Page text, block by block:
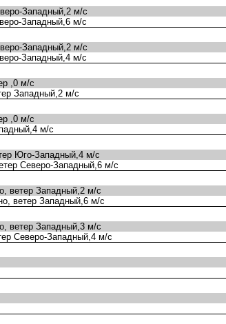
Западный,2 м/с
Западный,6 м/с
Западный,2 м/с
Западный,4 м/с
,0 м/с
Западный,2 м/с
,0 м/с
м/с
Юго-Западный,4 м/с
Северо-Западный,6 м/с
ветер Западный,2 м/с
ветер Западный,6 м/с
ветер Западный,3 м/с
Северо-Западный,4 м/с